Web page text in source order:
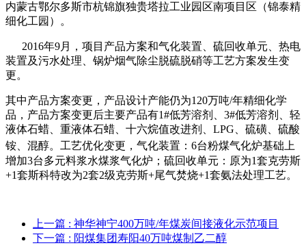
内蒙古鄂尔多斯市杭锦旗独贵塔拉工业园区南项目区（锦泰精
细化工园）。
2016年9月，项目产品方案和气化装置、硫回收单元、热电
装置及污水处理、锅炉烟气除尘脱硫脱硝等工艺方案发生变
更。
其中产品方案变更，产品设计产能仍为120万吨/年精细化学
品，产品方案变更后主要产品有1#低芳溶剂、3#低芳溶剂、轻
液体石蜡、重液体石蜡、十六烷值改进剂、LPG、硫磺、硫酸
铵、混醇。 工艺优化变更，气化装置：6台粉煤气化炉基础上
增加3台多元料浆水煤浆气化炉；硫回收单元：原为1套克劳斯
+1套斯科特改为2套2级克劳斯+尾气焚烧+1套氨法处理工艺。
上一篇 : 神华神宁400万吨/年煤炭间接液化示范项目
下一篇 : 阳煤集团寿阳40万吨煤制乙二醇